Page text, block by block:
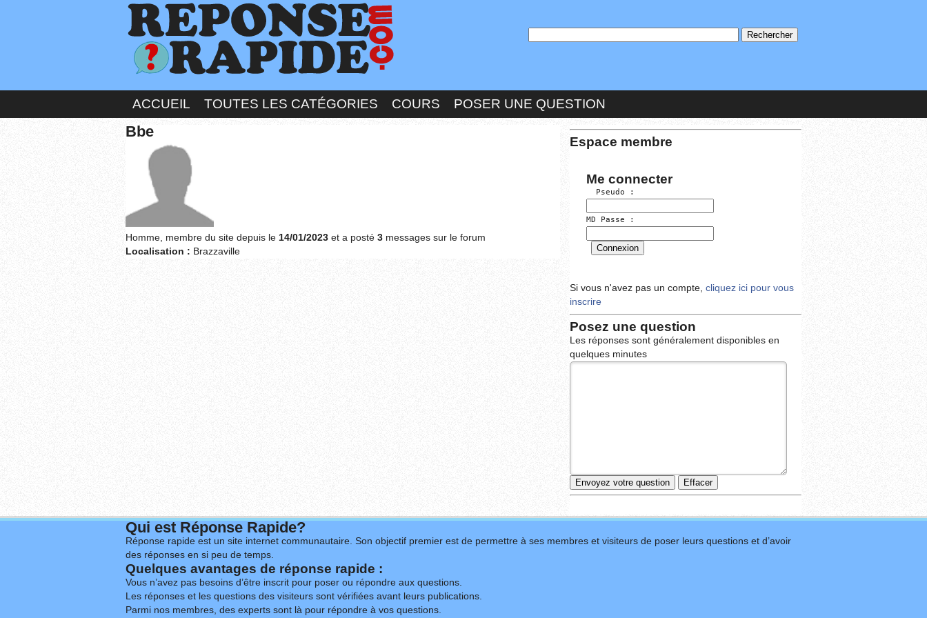
ACCUEIL TOUTES LES CATÉGORIES COURS POSER UNE QUESTION
Bbe
Homme, membre du site depuis le 14/01/2023 et a posté 3 messages sur le forum
Localisation : Brazzaville
Espace membre
Me connecter
  Pseudo :
MD Passe :
Si vous n'avez pas un compte, cliquez ici pour vous
inscrire
Posez une question
Les réponses sont généralement disponibles en
quelques minutes
Qui est Réponse Rapide?
Réponse rapide est un site internet communautaire. Son objectif premier est de permettre à ses membres et visiteurs de poser leurs questions et d’avoir
des réponses en si peu de temps.
Quelques avantages de réponse rapide :
Vous n’avez pas besoins d’être inscrit pour poser ou répondre aux questions.
Les réponses et les questions des visiteurs sont vérifiées avant leurs publications.
Parmi nos membres, des experts sont là pour répondre à vos questions.